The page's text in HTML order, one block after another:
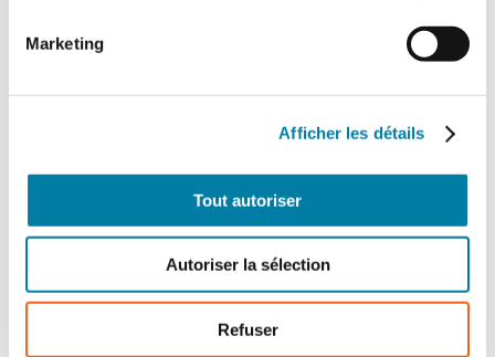
Marketing
Afficher les détails
Tout autoriser
Autoriser la sélection
Refuser
Traitement des déchets liquides en ICPE :
ce que change l’arrêté du 16 juillet 2026
traitement des déchets liquides dans
certaines installations relevant des
rubriques 2790 (traitement…